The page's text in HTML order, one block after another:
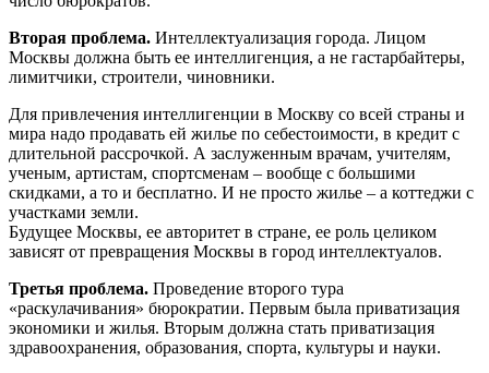
Вторая проблема. Интеллектуализация города. Лицом
Москвы должна быть ее интеллигенция, а не гастарбайтеры,
лимитчики, строители, чиновники.
Для привлечения интеллигенции в Москву со всей страны и
мира надо продавать ей жилье по себестоимости, в кредит с
длительной рассрочкой. А заслуженным врачам, учителям,
ученым, артистам, спортсменам – вообще с большими
скидками, а то и бесплатно. И не просто жилье – а коттеджи с
участками земли.
Будущее Москвы, ее авторитет в стране, ее роль целиком
зависят от превращения Москвы в город интеллектуалов.
Третья проблема. Проведение второго тура
«раскулачивания» бюрократии. Первым была приватизация
экономики и жилья. Вторым должна стать приватизация
здравоохранения, образования, спорта, культуры и науки.